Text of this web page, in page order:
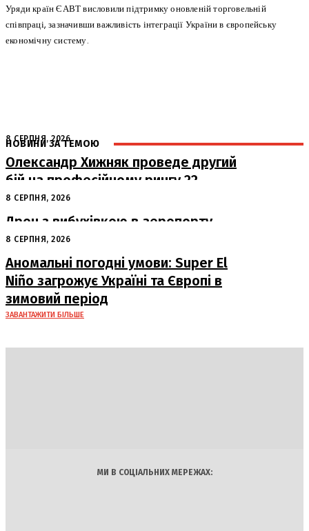
Уряди країн ЄАВТ висловили підтримку оновленій торговельній
співпраці, зазначивши важливість інтеграції України в європейську
економічну систему.
НОВИНИ ЗА ТЕМОЮ
8 СЕРПНЯ, 2026
Олександр Хижняк проведе другий
бій на професійному рингу 22
серпня у Львові
8 СЕРПНЯ, 2026
Дрон з вибухівкою в аеропорту
Лейпцига: США підозрюють Росію
8 СЕРПНЯ, 2026
Аномальні погодні умови: Super El
Niño загрожує Україні та Європі в
зимовий період
ЗАВАНТАЖИТИ БІЛЬШЕ
МИ В СОЦІАЛЬНИХ МЕРЕЖАХ: